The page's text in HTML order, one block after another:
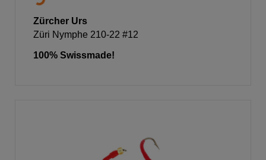
Zürcher Urs
Züri Nymphe 210-22 #12
100% Swissmade!